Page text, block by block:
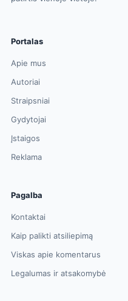
Portalas
Apie mus
Autoriai
Straipsniai
Gydytojai
Įstaigos
Reklama
Pagalba
Kontaktai
Kaip palikti atsiliepimą
Viskas apie komentarus
Legalumas ir atsakomybė